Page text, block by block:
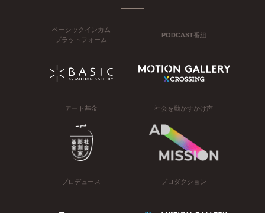
ベーシックインカム
プラットフォーム
PODCAST番組
アート基金 社会を動かすかけ声
プロデュース プロダクション